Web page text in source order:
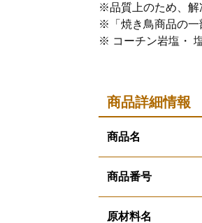
※品質上のため、解
※「焼き鳥商品の一
※ コーチン岩塩・
商品詳細情報
商品名
商品番号
原材料名
料無料 純系 名古屋コ
受賞店 内祝 ハム 鶏肉
ト ギフト ありがとう
贈り物 20代 30代 40